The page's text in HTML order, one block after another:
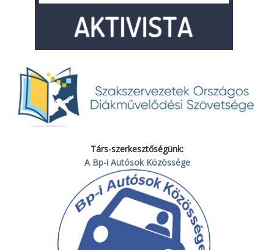
Társ-szerkesztőségünk:
A Bp-i Autósok Közössége